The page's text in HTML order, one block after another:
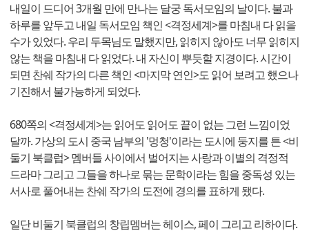
내일이 드디어 3개월 만에 만나는 달궁 독서모임의 날이다. 불과
하루를 앞두고 내일 독서모임 책인 <격정세계>를 마침내 다 읽을
수가 있었다. 우리 두목님도 말했지만, 읽히지 않아도 너무 읽히지
않는 책을 마침내 다 읽었다. 내 자신이 뿌듯할 지경이다. 시간이
되면 찬쉐 작가의 다른 책인 <마지막 연인>도 읽어 보려고 했으나
기진해서 불가능하게 되었다.
680쪽의 <격정세계>는 읽어도 읽어도 끝이 없는 그런 느낌이었
달까. 가상의 도시 중국 남부의 '멍청'이라는 도시에 둥지를 튼 <비
둘기 북클럽> 멤버들 사이에서 벌어지는 사랑과 이별의 격정적
드라마 그리고 그들을 하나로 묶는 문학이라는 힘을 중독성 있는
서사로 풀어내는 찬쉐 작가의 도전에 경의를 표하게 됐다.
일단 비둘기 북클럽의 창립멤버는 헤이스, 페이 그리고 리하이다.